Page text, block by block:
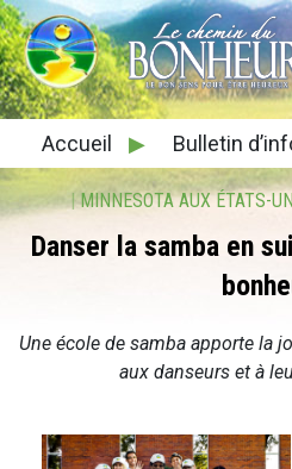
Accueil ▶ Bulletin
|MINNESOTA AUX ÉTATS-
Danser la samba en
Une école de samba apporte la
aux danseurs et à